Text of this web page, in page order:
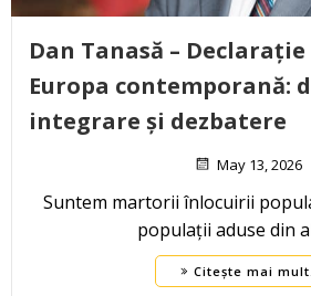
Dan Tanasă –
Europa contemporană:
integrare și dezbatere
May 13, 2026
Suntem martorii înlocuirii
populații aduse din
Citește mai